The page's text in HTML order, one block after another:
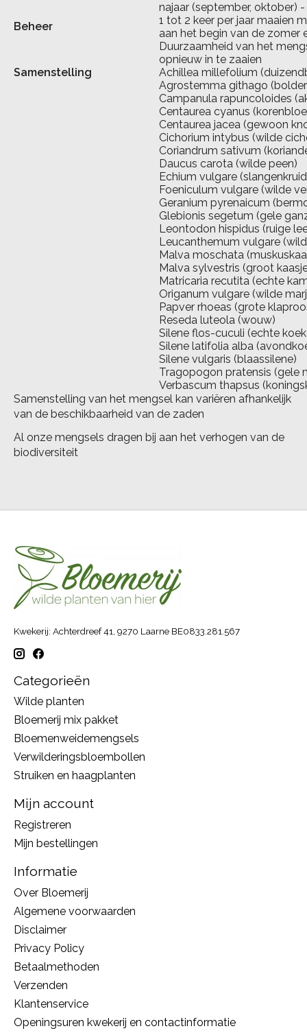
najaar (september, oktober)
Beheer
1 tot 2 keer per jaar maaien
aan het begin van de zomer
Duurzaamheid van het
opnieuw in te zaaien
Samenstelling
Achillea millefolium
Agrostemma githago
Campanula rapuncoloides
Centaurea cyanus
Centaurea jacea (gewoon
Cichorium intybus (wilde
Coriandrum sativum
Daucus carota (wilde peen)
Echium vulgare
Foeniculum vulgare (wilde
Geranium pyrenaicum
Glebionis segetum (gele
Leontodon hispidus (ruige
Leucanthemum vulgare
Malva moschata
Malva sylvestris (groot
Matricaria recutita (echte
Origanum vulgare (wilde
Papver rhoeas (grote
Reseda luteola (wouw)
Silene flos-cuculi (echte
Silene latifolia alba
Silene vulgaris (blaassilene)
Tragopogon pratensis (gele
Verbascum thapsus
Samenstelling van het mengsel kan variëren afhankelijk
van de beschikbaarheid van de zaden
Al onze mengsels dragen bij aan het verhogen van de
biodiversiteit
Kwekerij: Achterdreef 41, 9270 Laarne BE0833.281.567
Categorieën
Wilde planten
Bloemerij mix pakket
Bloemenweidemengsels
Verwilderingsbloembollen
Struiken en haagplanten
Mijn account
Registreren
Mijn bestellingen
Informatie
Over Bloemerij
Algemene voorwaarden
Disclaimer
Privacy Policy
Betaalmethoden
Verzenden
Klantenservice
Openingsuren kwekerij en contactinformatie